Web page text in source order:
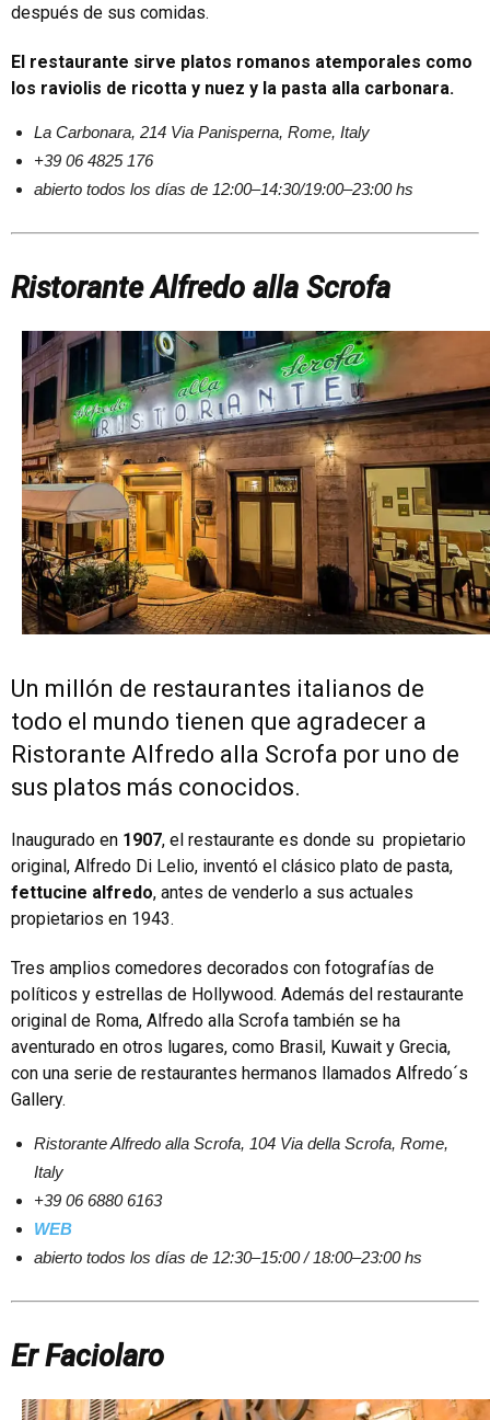
después de sus comidas.
El restaurante sirve platos romanos atemporales como
los raviolis de ricotta y nuez y la pasta alla carbonara.
La Carbonara, 214 Via Panisperna, Rome, Italy
+39 06 4825 176
abierto todos los días de 12:00–14:30/19:00–23:00 hs
Ristorante Alfredo alla Scrofa
Un millón de restaurantes italianos de
todo el mundo tienen que agradecer a
Ristorante Alfredo alla Scrofa por uno de
sus platos más conocidos.
Inaugurado en 1907, el restaurante es donde su propietario
original, Alfredo Di Lelio, inventó el clásico plato de pasta,
fettucine alfredo, antes de venderlo a sus actuales
propietarios en 1943.
Tres amplios comedores decorados con fotografías de
políticos y estrellas de Hollywood. Además del restaurante
original de Roma, Alfredo alla Scrofa también se ha
aventurado en otros lugares, como Brasil, Kuwait y Grecia,
con una serie de restaurantes hermanos llamados Alfredo´s
Gallery.
Ristorante Alfredo alla Scrofa, 104 Via della Scrofa, Rome,
Italy
+39 06 6880 6163
WEB
abierto todos los días de 12:30–15:00 / 18:00–23:00 hs
Er Faciolaro